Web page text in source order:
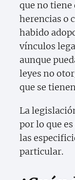
que no tiene
herencias o
habido
vínculos
aunque
leyes no
que se
La
por lo que
las
particular.